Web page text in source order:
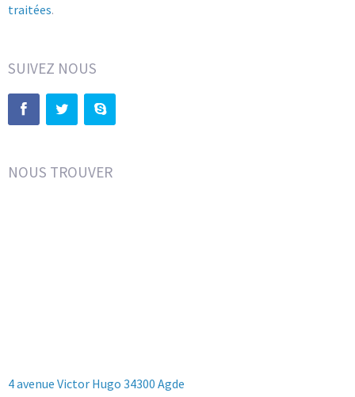
traitées.
SUIVEZ NOUS
NOUS TROUVER
4 avenue Victor Hugo 34300 Agde